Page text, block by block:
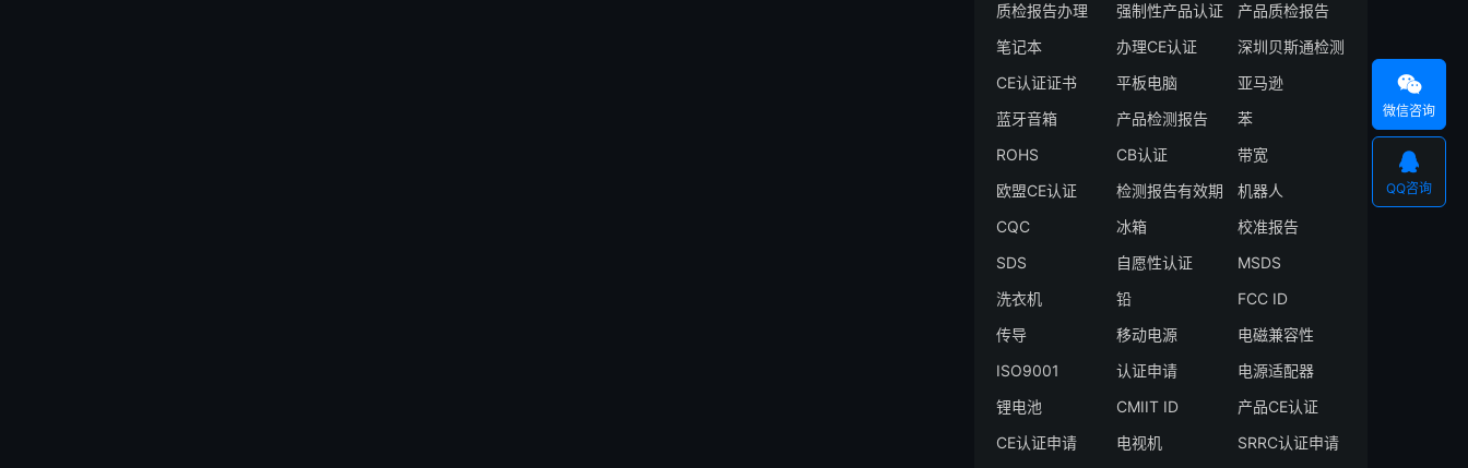
质检报告办理
强制性产品认证
产品质检报告
笔记本
办理CE认证
深圳贝斯通检测
CE认证证书
平板电脑
亚马逊
蓝牙音箱
产品检测报告
苯
ROHS
CB认证
带宽
欧盟CE认证
检测报告有效期
机器人
CQC
冰箱
校准报告
SDS
自愿性认证
MSDS
洗衣机
铅
FCC ID
传导
移动电源
电磁兼容性
ISO9001
认证申请
电源适配器
锂电池
CMIIT ID
产品CE认证
CE认证申请
电视机
SRRC认证申请

微信咨询

QQ咨询